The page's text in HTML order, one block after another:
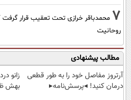
7 محمدباقر خرازی تحت تعقیب قرار گرفت /
روحانیت
مطالب پیشنهادی
آرتروز مفاصل خود را به طور قطعی
درمان کنید! ◂پرسش‌نامه▸
زانو
بهش